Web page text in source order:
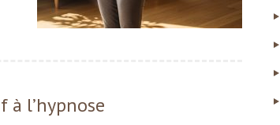
à l’hypnose